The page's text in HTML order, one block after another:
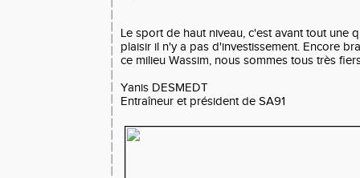
Le sport de haut niveau, c'est avant tout une
plaisir il n'y a pas d'investissement. Encore
ce milieu Wassim, nous sommes tous très
Yanis DESMEDT
Entraîneur et président de SA91